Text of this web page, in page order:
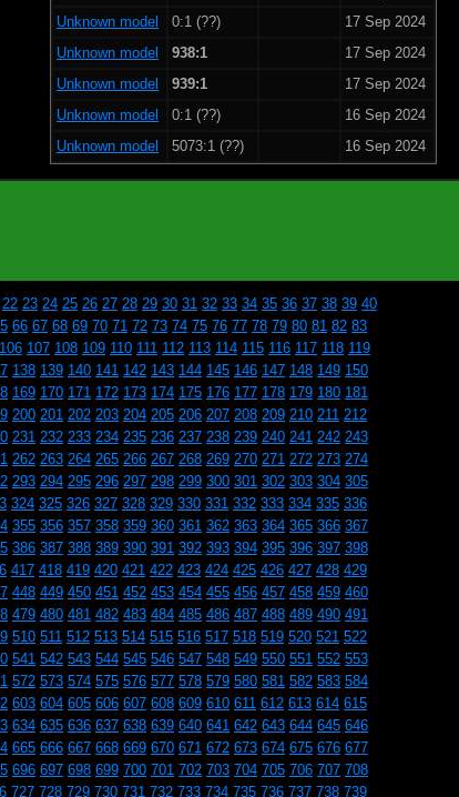
Unknown model
0:1 (??)
17 Sep 2024
Unknown model
938:1
17 Sep 2024
Unknown model
939:1
17 Sep 2024
Unknown model
0:1 (??)
16 Sep 2024
Unknown model
5073:1 (??) 16 Sep 2024
22 23 24 25 26 27 28 29 30 31 32 33 34 35 36 37 38 39 40
66 67 68 69 70 71 72 73 74 75 76 77 78 79 80 81 82 83
106 107 108 109 110 111 112 113 114 115 116 117 118 119
138 139 140 141 142 143 144 145 146 147 148 149 150
169 170 171 172 173 174 175 176 177 178 179 180 181
200 201 202 203 204 205 206 207 208 209 210 211 212
231 232 233 234 235 236 237 238 239 240 241 242 243
262 263 264 265 266 267 268 269 270 271 272 273 274
293 294 295 296 297 298 299 300 301 302 303 304 305
324 325 326 327 328 329 330 331 332 333 334 335 336
355 356 357 358 359 360 361 362 363 364 365 366 367
386 387 388 389 390 391 392 393 394 395 396 397 398
417 418 419 420 421 422 423 424 425 426 427 428 429
448 449 450 451 452 453 454 455 456 457 458 459 460
479 480 481 482 483 484 485 486 487 488 489 490 491
510 511 512 513 514 515 516 517 518 519 520 521 522
541 542 543 544 545 546 547 548 549 550 551 552 553
572 573 574 575 576 577 578 579 580 581 582 583 584
603 604 605 606 607 608 609 610 611 612 613 614 615
634 635 636 637 638 639 640 641 642 643 644 645 646
665 666 667 668 669 670 671 672 673 674 675 676 677
696 697 698 699 700 701 702 703 704 705 706 707 708
727 728 729 730 731 732 733 734 735 736 737 738 739